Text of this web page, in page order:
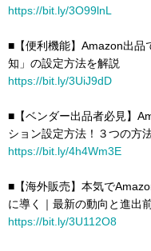
https://bit.ly/3O99lnL
■【便利機能】Amazon出品
知」の設定方法を解説
https://bit.ly/3UiJ9dD
■【ベンダー出品者必見】
ション設定方法！３つの方
https://bit.ly/4h4Wm3E
■【海外販売】本気で
に導く｜最新の動向と進出
https://bit.ly/3U112O8